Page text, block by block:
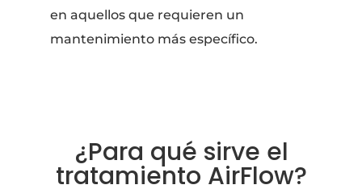
en aquellos que requieren un
mantenimiento más específico.
¿Para qué sirve el
tratamiento AirFlow?